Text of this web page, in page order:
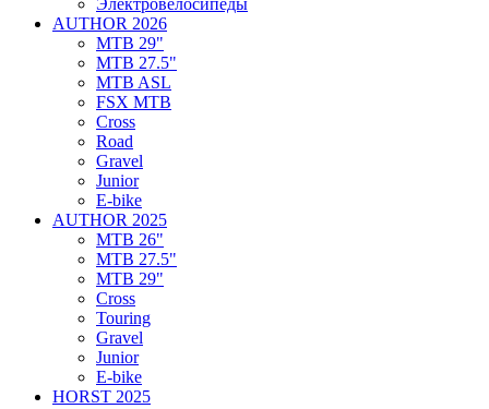
Электровелосипеды
AUTHOR 2026
MTB 29"
MTB 27.5"
MTB ASL
FSX MTB
Cross
Road
Gravel
Junior
E-bike
AUTHOR 2025
MTB 26"
MTB 27.5"
MTB 29"
Cross
Touring
Gravel
Junior
E-bike
HORST 2025